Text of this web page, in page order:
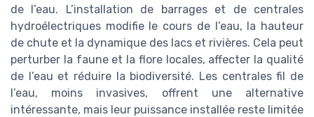
de l’eau. L’installation de barrages et de centrales
hydroélectriques modifie le cours de l’eau, la hauteur
de chute et la dynamique des lacs et rivières. Cela peut
perturber la faune et la flore locales, affecter la qualité
de l’eau et réduire la biodiversité. Les centrales fil de
l’eau, moins invasives, offrent une alternative
intéressante, mais leur puissance installée reste limitée